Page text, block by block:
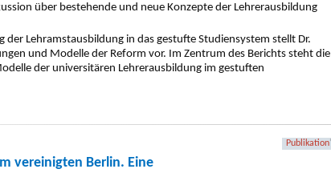
der Lehramstausbildung in das gestufte Studiensystem stellt Dr.
und Modelle der Reform vor. Im Zentrum des Berichts steht die
der universitären Lehrerausbildung im gestuften
Publikation
vereinigten Berlin. Eine